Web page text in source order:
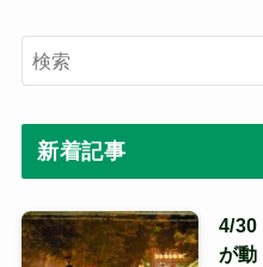
新着記事
4/30
が動